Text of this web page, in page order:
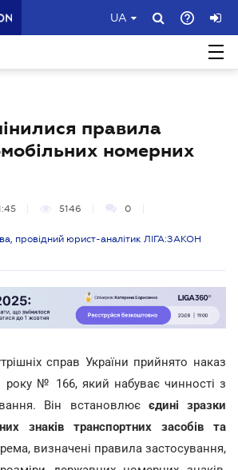
UA
правила
номерних
5146 0
провідний юрист-аналітик ЛІГА:ЗАКОН
справ України прийнято наказ
року № 166, який набуває чинності з
Він встановлюєєдині зразки
знаків транспортних засобів та
визначені правила застосування,